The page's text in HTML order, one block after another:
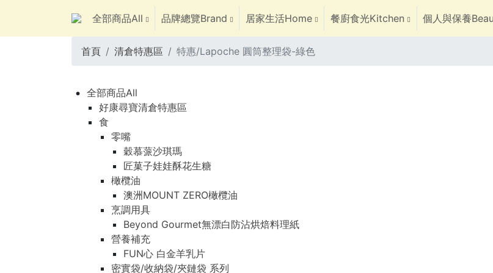
全部商品All 品牌總覽Brand 居家生活Home 餐廚食光Kitchen 個人與保養
首頁 清倉特惠區 特惠/Lapoche 圓筒整理袋-綠色
全部商品All
好康尋寶清倉特惠區
食
零嘴
穀慕蒎沙琪瑪
匠菓子娃娃酥花生糖
橄欖油
澳洲MOUNT ZERO橄欖油
烹調用具
Beyond Gourmet無漂白防沾烘焙料理紙
營養補充
FUN心 白金羊乳片
密實袋/收納袋/夾鏈袋 系列